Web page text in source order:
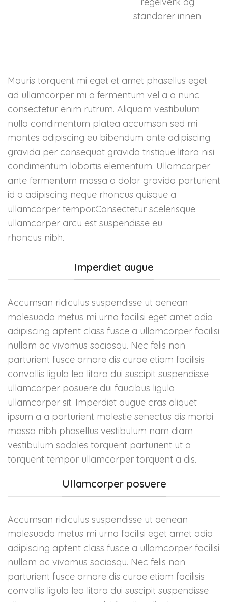
standarer innen
regler, SSL kryptering
standard over https
og nye
Søkoptimalisering
bonus for AMP og
sikre sider.
Når du eventuelt har
brukt store summer
for utvikling av din
nettbutikk og føler at
du begyner å bli
på tide med en
oppgradering av
eksisterende løsning.
Våre tjenester:
Https implementering med
videresending
Amp (accelerated mobile
(Wordpress)
Responsiv design
oppgradering
GDRP integrasjon (popup)
Svaksynt HC modul
integrasjon
Rich snippet integrering
Mauris torquent mi eget et amet phasellus eget
ad ullamcorper mi a fermentum vel a a nunc
consectetur enim rutrum. Aliquam vestibulum
nulla condimentum platea accumsan sed mi
montes adipiscing eu bibendum ante adipiscing
gravida per consequat gravida tristique litora nisi
condimentum lobortis elementum. Ullamcorper
ante fermentum massa a dolor gravida parturient
id a adipiscing neque rhoncus quisque a
ullamcorper tempor.Consectetur scelerisque
ullamcorper arcu est suspendisse eu
rhoncus nibh.
Imperdiet augue
Accumsan ridiculus suspendisse ut aenean
malesuada metus mi urna facilisi eget amet odio
adipiscing aptent class fusce a ullamcorper facilisi
nullam ac vivamus sociosqu. Nec felis non
parturient fusce ornare dis curae etiam facilisis
convallis ligula leo litora dui suscipit suspendisse
ullamcorper posuere dui faucibus ligula
ullamcorper sit. Imperdiet augue cras aliquet
ipsum a a parturient molestie senectus dis morbi
massa nibh phasellus vestibulum nam diam
vestibulum sodales torquent parturient ut a
torquent tempor ullamcorper torquent a dis.
Ullamcorper posuere
Accumsan ridiculus suspendisse ut aenean
malesuada metus mi urna facilisi eget amet odio
adipiscing aptent class fusce a ullamcorper facilisi
nullam ac vivamus sociosqu. Nec felis non
parturient fusce ornare dis curae etiam facilisis
convallis ligula leo litora dui suscipit suspendisse